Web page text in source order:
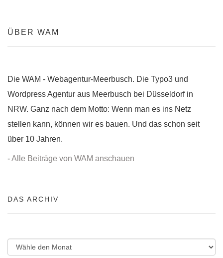
ÜBER WAM
Die WAM - Webagentur-Meerbusch. Die Typo3 und
Wordpress Agentur aus Meerbusch bei Düsseldorf in
NRW. Ganz nach dem Motto: Wenn man es ins Netz
stellen kann, können wir es bauen. Und das schon seit
über 10 Jahren.
-Alle Beiträge von WAM anschauen
DAS ARCHIV